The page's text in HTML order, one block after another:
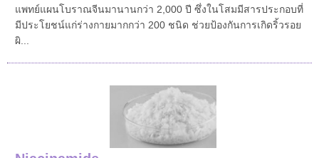
แพทย์แผนโบราณจีนมานานกว่า 2,000 ปี ซึ่งในโสมมีสารประกอบที่
มีประโยชน์แก่ร่างกายมากกว่า 200 ชนิด ช่วยป้องกันการเกิดริ้วรอย
ผิ...